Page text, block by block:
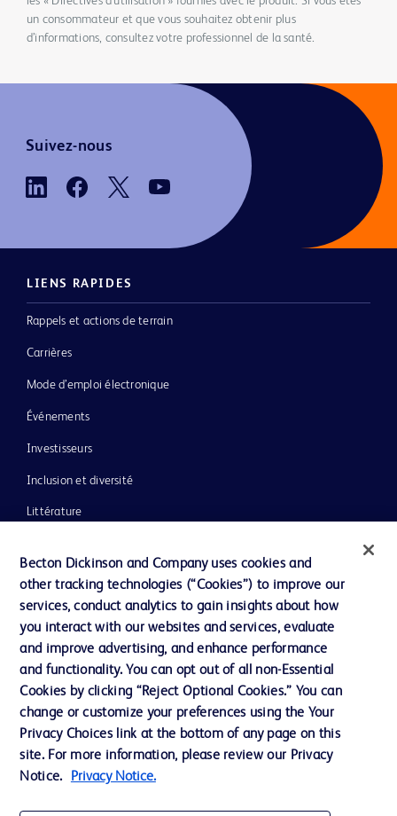
un consommateur et que vous souhaitez obtenir plus
d’informations, consultez votre professionnel de la santé.
Suivez-nous
LIENS RAPIDES
Rappels et actions de terrain
Carrières
Mode d’emploi électronique
Événements
Investisseurs
Inclusion et diversité
Littérature
Notre entreprise
Éthique et conformité
Assistance
Nous contacter
Préférences en matière de cookies
Confidentialité
Becton Dickinson and Company uses cookies and
other tracking technologies (“Cookies”) to improve our
services, conduct analytics to gain insights about how
you interact with our websites and services, evaluate
and improve advertising, and enhance performance
and functionality. You can opt out of all non-Essential
Cookies by clicking “Reject Optional Cookies.” You can
change or customize your preferences using the Your
Privacy Choices link at the bottom of any page on this
site. For more information, please review our Privacy
Notice.
Privacy Notice.